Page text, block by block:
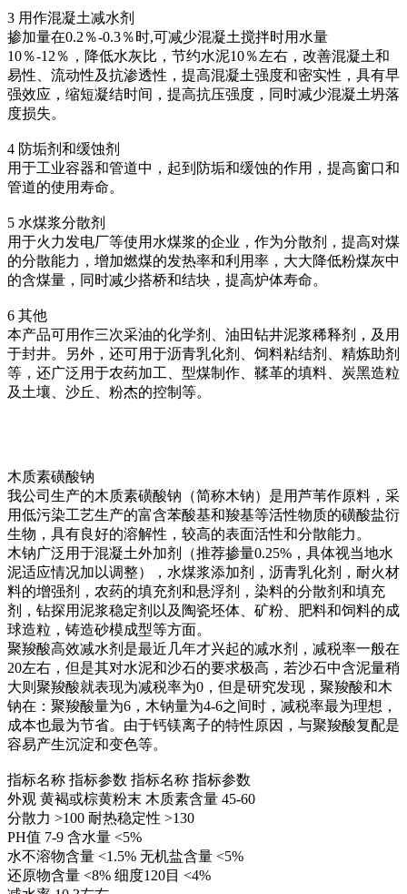
3 用作混凝土减水剂
掺加量在0.2％-0.3％时,可减少混凝土搅拌时用水量
10％-12％，降低水灰比，节约水泥10％左右，改善混凝土和
易性、流动性及抗渗透性，提高混凝土强度和密实性，具有早
强效应，缩短凝结时间，提高抗压强度，同时减少混凝土坍落
度损失。
4 防垢剂和缓蚀剂
用于工业容器和管道中，起到防垢和缓蚀的作用，提高窗口和
管道的使用寿命。
5 水煤浆分散剂
用于火力发电厂等使用水煤浆的企业，作为分散剂，提高对煤
的分散能力，增加燃煤的发热率和利用率，大大降低粉煤灰中
的含煤量，同时减少搭桥和结块，提高炉体寿命。
6 其他
本产品可用作三次采油的化学剂、油田钻井泥浆稀释剂，及用
于封井。另外，还可用于沥青乳化剂、饲料粘结剂、精炼助剂
等，还广泛用于农药加工、型煤制作、鞣革的填料、炭黑造粒
及土壤、沙丘、粉杰的控制等。
木质素磺酸钠
我公司生产的木质素磺酸钠（简称木钠）是用芦苇作原料，采
用低污染工艺生产的富含苯酸基和羧基等活性物质的磺酸盐衍
生物，具有良好的溶解性，较高的表面活性和分散能力。
木钠广泛用于混凝土外加剂（推荐掺量0.25%，具体视当地水
泥适应情况加以调整），水煤浆添加剂，沥青乳化剂，耐火材
料的增强剂，农药的填充剂和悬浮剂，染料的分散剂和填充
剂，钻探用泥浆稳定剂以及陶瓷坯体、矿粉、肥料和饲料的成
球造粒，铸造砂模成型等方面。
聚羧酸高效减水剂是最近几年才兴起的减水剂，减税率一般在
20左右，但是其对水泥和沙石的要求极高，若沙石中含泥量稍
大则聚羧酸就表现为减税率为0，但是研究发现，聚羧酸和木
钠在：聚羧酸量为6，木钠量为4-6之间时，减税率最为理想，
成本也最为节省。由于钙镁离子的特性原因，与聚羧酸复配是
容易产生沉淀和变色等。
指标名称 指标参数 指标名称 指标参数
外观 黄褐或棕黄粉末 木质素含量 45-60
分散力 >100 耐热稳定性 >130
PH值 7-9 含水量 <5%
水不溶物含量 <1.5% 无机盐含量 <5%
还原物含量 <8% 细度120目 <4%